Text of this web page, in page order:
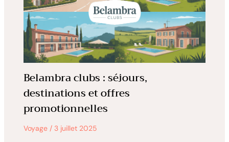
Belambra clubs : séjours,
destinations et offres
promotionnelles
Voyage/ 3 juillet 2025